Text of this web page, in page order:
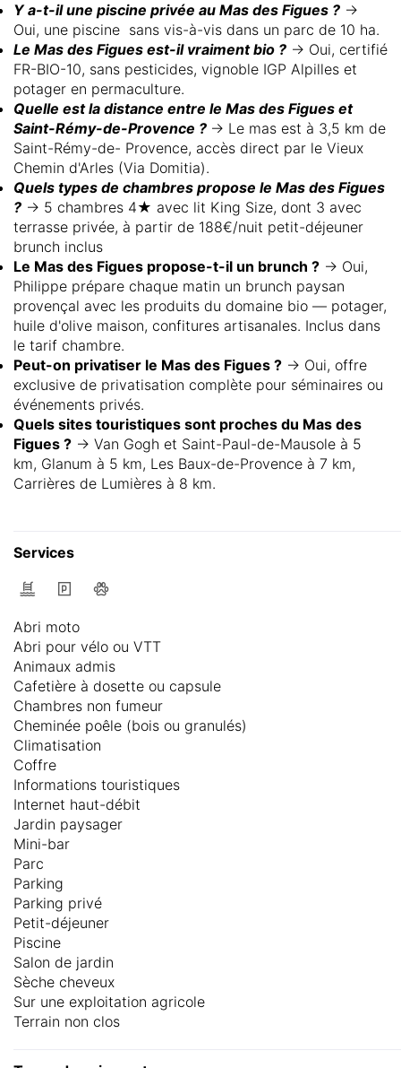
Y a-t-il une piscine privée au Mas des Figues ? →
Oui, une piscine sans vis-à-vis dans un parc de 10 ha.
Le Mas des Figues est-il vraiment bio ? → Oui, certifié
FR-BIO-10, sans pesticides, vignoble IGP Alpilles et
potager en permaculture.
Quelle est la distance entre le Mas des Figues et
Saint-Rémy-de-Provence ? → Le mas est à 3,5 km de
Saint-Rémy-de- Provence, accès direct par le Vieux
Chemin d'Arles (Via Domitia).
Quels types de chambres propose le Mas des Figues
? → 5 chambres 4★ avec lit King Size, dont 3 avec
terrasse privée, à partir de 188€/nuit petit-déjeuner
brunch inclus
Le Mas des Figues propose-t-il un brunch ? → Oui,
Philippe prépare chaque matin un brunch paysan
provençal avec les produits du domaine bio — potager,
huile d'olive maison, confitures artisanales. Inclus dans
le tarif chambre.
Peut-on privatiser le Mas des Figues ? → Oui, offre
exclusive de privatisation complète pour séminaires ou
événements privés.
Quels sites touristiques sont proches du Mas des
Figues ? → Van Gogh et Saint-Paul-de-Mausole à 5
km, Glanum à 5 km, Les Baux-de-Provence à 7 km,
Carrières de Lumières à 8 km.
Services
Abri moto
Abri pour vélo ou VTT
Animaux admis
Cafetière à dosette ou capsule
Chambres non fumeur
Cheminée poêle (bois ou granulés)
Climatisation
Coffre
Informations touristiques
Internet haut-débit
Jardin paysager
Mini-bar
Parc
Parking
Parking privé
Petit-déjeuner
Piscine
Salon de jardin
Sèche cheveux
Sur une exploitation agricole
Terrain non clos